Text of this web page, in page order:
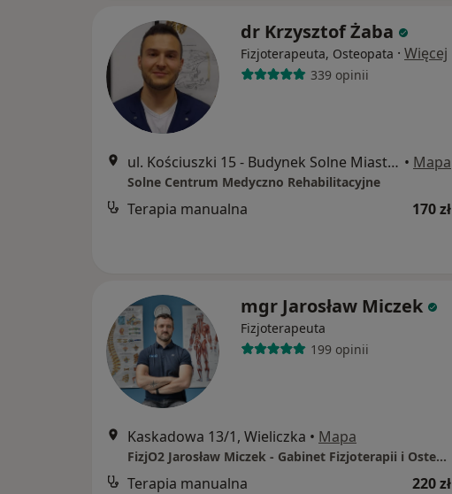
dr Krzysztof Żaba
Fizjoterapeuta, Osteopata · Więcej
339 opinii
ul. Kościuszki 15 - Budynek Solne Miasto Centrum Edukacyjno Rekreacyjne, Wieliczka • Mapa
Solne Centrum Medyczno Rehabilitacyjne
Terapia manualna 170 zł
mgr Jarosław Miczek
Fizjoterapeuta
199 opinii
Kaskadowa 13/1, Wieliczka • Mapa
FizjO2 Jarosław Miczek - Gabinet Fizjoterapii i Osteopatii
Terapia manualna 220 zł